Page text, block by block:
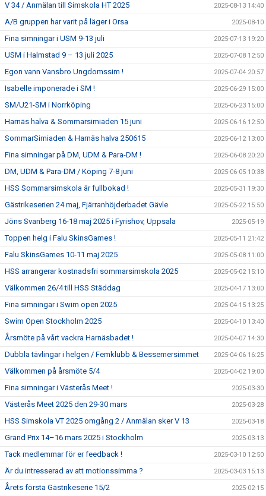
V 34 / Anmälan till Simskola HT 2025 2025-08-13 14:40
A/B gruppen har varit på läger i Orsa 2025-08-10
Fina simningar i USM 9-13 juli 2025-07-13 19:20
USM i Halmstad 9 – 13 juli 2025 2025-07-08 12:50
Egon vann Vansbro Ungdomssim ! 2025-07-04 20:57
Isabelle imponerade i SM ! 2025-06-29 15:00
SM/U21-SM i Norrköping 2025-06-23 15:00
Harnäs halva & Sommarsimiaden 15 juni 2025-06-16 12:50
SommarSimiaden & Harnäs halva 250615 2025-06-12 13:00
Fina simningar på DM, UDM & Para-DM ! 2025-06-08 20:20
DM, UDM & Para-DM / Köping 7-8 juni 2025-06-05 10:38
HSS Sommarsimskola är fullbokad ! 2025-05-31 19:30
Gästrikeserien 24 maj, Fjärranhöjderbadet Gävle 2025-05-22 15:50
Jöns Svanberg 16-18 maj 2025 i Fyrishov, Uppsala 2025-05-19
Toppen helg i Falu SkinsGames ! 2025-05-11 21:42
Falu SkinsGames 10-11 maj 2025 2025-05-08 11:00
HSS arrangerar kostnadsfri sommarsimskola 2025 2025-05-02 15:10
Välkommen 26/4 till HSS Städdag 2025-04-17 13:00
Fina simningar i Swim open 2025 2025-04-15 13:25
Swim Open Stockholm 2025 2025-04-10 13:40
Årsmöte på vårt vackra Harnäsbadet ! 2025-04-07 14:30
Dubbla tävlingar i helgen / Femklubb & Bessemersimmet 2025-04-06 16:25
Välkommen på årsmöte 5/4 2025-04-02 19:00
Fina simningar i Västerås Meet ! 2025-03-30
Västerås Meet 2025 den 29-30 mars 2025-03-28
HSS Simskola VT 2025 omgång 2 / Anmälan sker V 13 2025-03-18
Grand Prix 14–16 mars 2025 i Stockholm 2025-03-13
Tack medlemmar för er feedback ! 2025-03-10 12:50
Är du intresserad av att motionssimma ? 2025-03-03 15:13
Årets första Gästrikeserie 15/2 2025-02-15